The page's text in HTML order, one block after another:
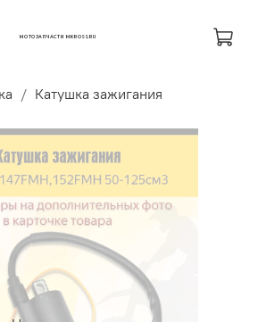
МОТОЗАПЧАСТИ MKROSS.RU
Катушка зажигания